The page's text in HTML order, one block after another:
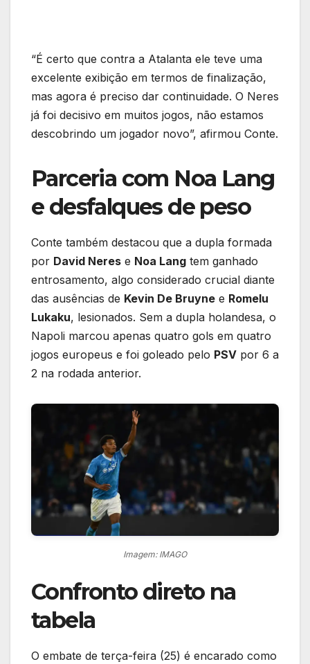
“É certo que contra a Atalanta ele teve uma
excelente exibição em termos de finalização,
mas agora é preciso dar continuidade. O Neres
já foi decisivo em muitos jogos, não estamos
descobrindo um jogador novo”, afirmou Conte.
Parceria com Noa Lang
e desfalques de peso
Conte também destacou que a dupla formada
por David Neres e Noa Lang tem ganhado
entrosamento, algo considerado crucial diante
das ausências de Kevin De Bruyne e Romelu
Lukaku, lesionados. Sem a dupla holandesa, o
Napoli marcou apenas quatro gols em quatro
jogos europeus e foi goleado pelo PSV por 6 a
2 na rodada anterior.
Imagem: IMAGO
Confronto direto na
tabela
O embate de terça-feira (25) é encarado como